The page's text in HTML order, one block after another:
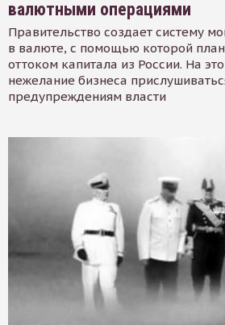
валютными операциями
Правительство создает систему
в валюте, с помощью которой
оттоком капитала из России. На
нежелание бизнеса
предупреждениям власти